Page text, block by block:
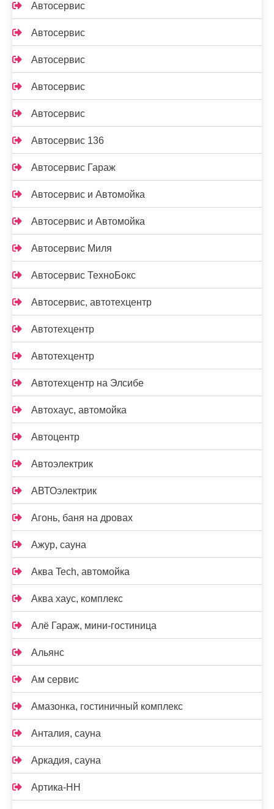
Автосервис
Автосервис
Автосервис
Автосервис
Автосервис
Автосервис 136
Автосервис Гараж
Автосервис и Автомойка
Автосервис и Автомойка
Автосервис Миля
Автосервис ТехноБокс
Автосервис, автотехцентр
Автотехцентр
Автотехцентр
Автотехцентр на Элсибе
Автохаус, автомойка
Автоцентр
Автоэлектрик
АВТОэлектрик
Агонь, баня на дровах
Ажур, сауна
Аква Tech, автомойка
Аква хаус, комплекс
Алё Гараж, мини-гостиница
Альянс
Ам сервис
Амазонка, гостиничный комплекс
Анталия, сауна
Аркадия, сауна
Артика-НН